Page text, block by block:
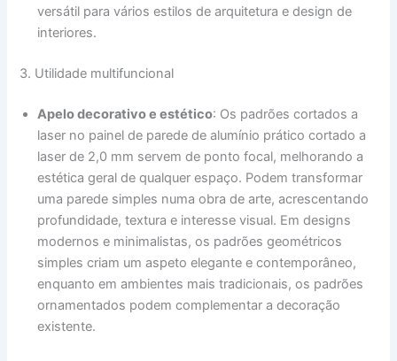
versátil para vários estilos de arquitetura e design de
interiores.
3. Utilidade multifuncional
Apelo decorativo e estético: Os padrões cortados a
laser no painel de parede de alumínio prático cortado a
laser de 2,0 mm servem de ponto focal, melhorando a
estética geral de qualquer espaço. Podem transformar
uma parede simples numa obra de arte, acrescentando
profundidade, textura e interesse visual. Em designs
modernos e minimalistas, os padrões geométricos
simples criam um aspeto elegante e contemporâneo,
enquanto em ambientes mais tradicionais, os padrões
ornamentados podem complementar a decoração
existente.